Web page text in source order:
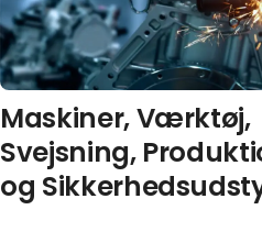
Maskiner, Værktøj,
Svejsning,
og